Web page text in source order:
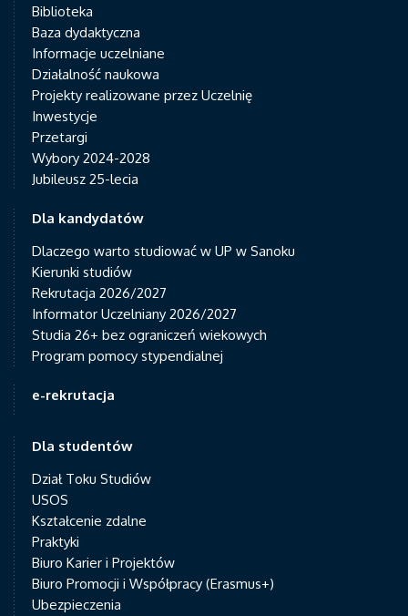
Biblioteka
Baza dydaktyczna
Informacje uczelniane
Działalność naukowa
Projekty realizowane przez Uczelnię
Inwestycje
Przetargi
Wybory 2024-2028
Jubileusz 25-lecia
Dla kandydatów
Dlaczego warto studiować w UP w Sanoku
Kierunki studiów
Rekrutacja 2026/2027
Informator Uczelniany 2026/2027
Studia 26+ bez ograniczeń wiekowych
Program pomocy stypendialnej
e-rekrutacja
Dla studentów
Dział Toku Studiów
USOS
Kształcenie zdalne
Praktyki
Biuro Karier i Projektów
Biuro Promocji i Współpracy (Erasmus+)
Ubezpieczenia